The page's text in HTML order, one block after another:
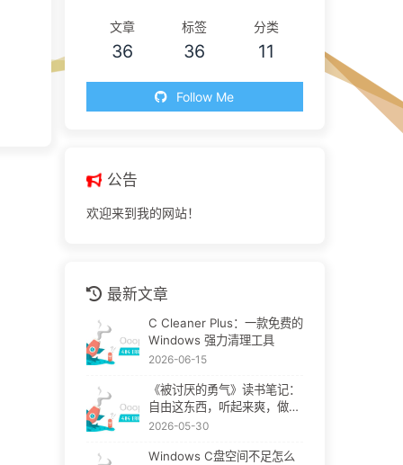
文章
36
标签
36
分类
11
Follow Me
公告
欢迎来到我的网站！
最新文章
C Cleaner Plus：一款免费的
Windows 强力清理工具
2026-06-15
《被讨厌的勇气》读书笔记：
自由这东西，听起来爽，做起
来挺疼
2026-05-30
Windows C盘空间不足怎么